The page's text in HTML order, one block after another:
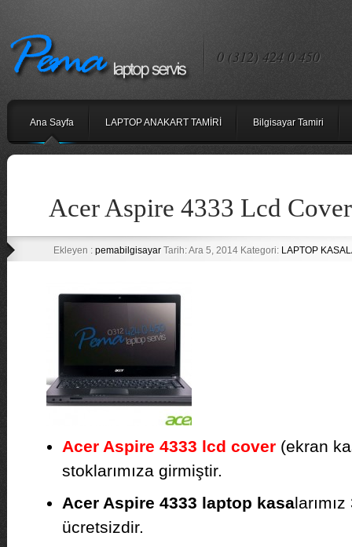
0 (312) 424 0 450
Ana Sayfa LAPTOP ANAKART TAMİRİ Bilgisayar Tamiri
Acer Aspire 4333 Lcd
Ekleyen : pemabilgisayarTarih: Ara 5, 2014 Kategori: LAPTOP
Acer Aspire 4333 lcd cover(ekran
stoklarımıza girmiştir.
Acer Aspire 4333 laptop kasa
ücretsizdir.